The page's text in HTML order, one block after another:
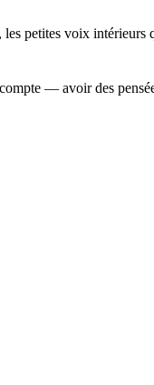
petites voix intérieurs
— avoir des